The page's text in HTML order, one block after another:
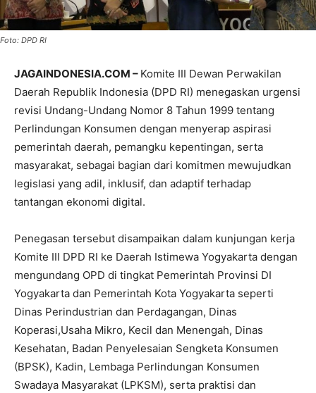
Foto: DPD RI
JAGAINDONESIA.COM – Komite III Dewan Perwakilan
Daerah Republik Indonesia (DPD RI) menegaskan urgensi
revisi Undang-Undang Nomor 8 Tahun 1999 tentang
Perlindungan Konsumen dengan menyerap aspirasi
pemerintah daerah, pemangku kepentingan, serta
masyarakat, sebagai bagian dari komitmen mewujudkan
legislasi yang adil, inklusif, dan adaptif terhadap
tantangan ekonomi digital.
Penegasan tersebut disampaikan dalam kunjungan kerja
Komite III DPD RI ke Daerah Istimewa Yogyakarta dengan
mengundang OPD di tingkat Pemerintah Provinsi DI
Yogyakarta dan Pemerintah Kota Yogyakarta seperti
Dinas Perindustrian dan Perdagangan, Dinas
Koperasi,Usaha Mikro, Kecil dan Menengah, Dinas
Kesehatan, Badan Penyelesaian Sengketa Konsumen
(BPSK), Kadin, Lembaga Perlindungan Konsumen
Swadaya Masyarakat (LPKSM), serta praktisi dan